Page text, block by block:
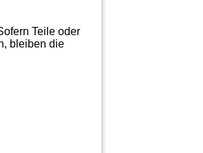
Teile oder
bleiben die